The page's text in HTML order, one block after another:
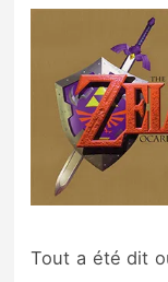
Tout a été dit